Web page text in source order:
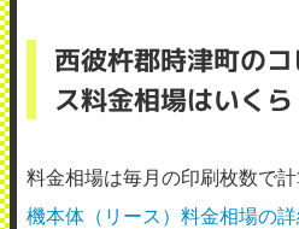
西彼杵郡時津町の
ス料金相場はいくら
料金相場は毎月の印刷枚数で
機本体（リース）料金相場の